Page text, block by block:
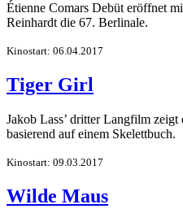
Étienne Comars Debüt eröffnet
Reinhardt die 67. Berlinale.
Kinostart: 06.04.2017
Tiger Girl
Jakob Lass’ dritter Langfilm
basierend auf einem Skelettbuch.
Kinostart: 09.03.2017
Wilde Maus